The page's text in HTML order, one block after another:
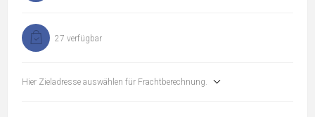
27 verfügbar
Hier Zieladresse auswählen für Frachtberechnung.